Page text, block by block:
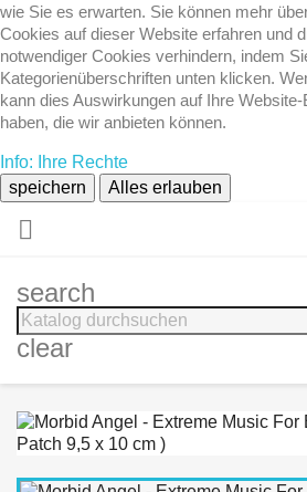
wie Sie es erwarten. Sie können mehr
Cookies auf dieser Website erfahren und
notwendiger Cookies verhindern, indem
Kategorienüberschriften unten klicken.
kann dies Auswirkungen auf Ihre
haben, die wir anbieten können.
Info: Ihre Rechte
speichern
Alles erlauben

search
clear